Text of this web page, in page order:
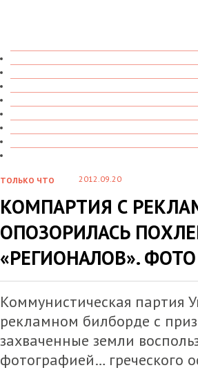
ТОЛЬКО ЧТО 2012.09.20
КОМПАРТИЯ С
ОПОЗОРИЛАСЬ
«РЕГИОНАЛОВ». ФОТО
Коммунистическая партия
рекламном билборде с
захваченные земли
фотографией… греческого